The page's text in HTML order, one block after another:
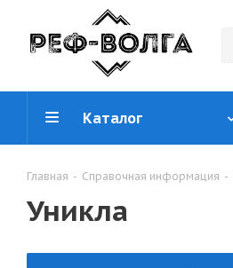
Каталог
Главная - Справочная информация -
Уникла